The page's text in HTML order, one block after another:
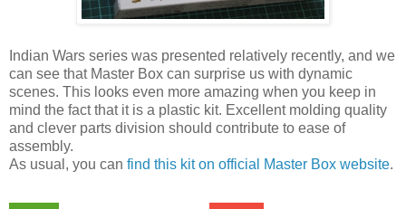
Indian Wars series was presented relatively recently, and we
can see that Master Box can surprise us with dynamic
scenes. This looks even more amazing when you keep in
mind the fact that it is a plastic kit. Excellent molding quality
and clever parts division should contribute to ease of
assembly.
As usual, you can find this kit on official Master Box website.